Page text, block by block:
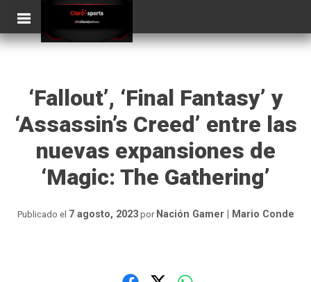
content
ClaroSports
Más Claro que nunca
‘Fallout’, ‘Final Fantasy’ y
‘Assassin’s Creed’ entre las
nuevas expansiones de
‘Magic: The Gathering’
Publicado el 7 agosto, 2023por Nación Gamer | Mario Conde